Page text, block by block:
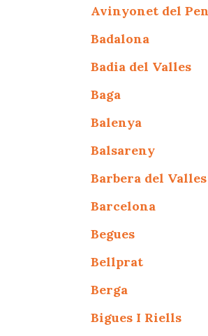
Avinyonet del
Badalona
Badia del Valles
Baga
Balenya
Balsareny
Barbera del Valles
Barcelona
Begues
Bellprat
Berga
Bigues I Riells